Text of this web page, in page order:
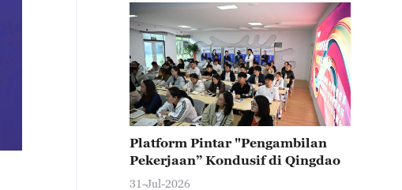
Platform Pintar "Pengambilan
Pekerjaan” Kondusif di Qingdao
31-Jul-2026